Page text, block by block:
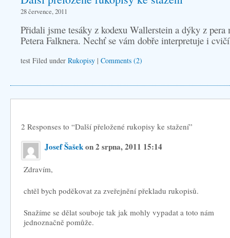
28 července, 2011
Přidali jsme tesáky z kodexu Wallerstein a dýky z pera
Petera Falknera. Nechť se vám dobře interpretuje i
test Filed under Rukopisy | Comments (2)
2 Responses to “Další přeložené rukopisy ke stažení”
Josef Šašekon 2 srpna, 2011 15:14
Zdravím,
chtěl bych poděkovat za zveřejnění překladu rukopisů.
Snažíme se dělat souboje tak jak mohly vypadat a toto nám
jednoznačně pomůže.